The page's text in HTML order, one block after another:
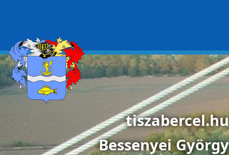
tiszabercel.hu
Bessenyei György